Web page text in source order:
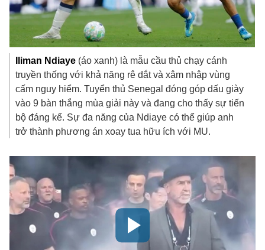
Iliman Ndiaye (áo xanh) là mẫu cầu thủ chạy cánh
truyền thống với khả năng rê dắt và xâm nhập vùng
cấm nguy hiểm. Tuyển thủ Senegal đóng góp dấu giày
vào 9 bàn thắng mùa giải này và đang cho thấy sự tiến
bộ đáng kể. Sự đa năng của Ndiaye có thể giúp anh
trở thành phương án xoay tua hữu ích với MU.